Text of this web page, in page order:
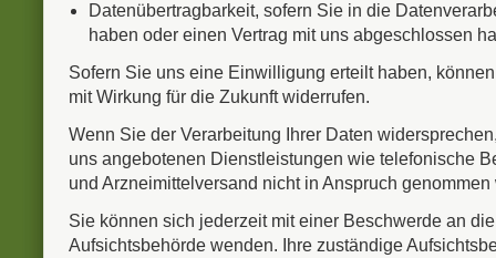
Datenübertragbarkeit, sofern Sie in die
haben oder einen Vertrag mit uns abgeschlossen
Sofern Sie uns eine Einwilligung erteilt haben,
mit Wirkung für die Zukunft widerrufen.
Wenn Sie der Verarbeitung Ihrer Daten
uns angebotenen Dienstleistungen wie telefonische
und Arzneimittelversand nicht in Anspruch genommen
Sie können sich jederzeit mit einer Beschwerde an
Aufsichtsbehörde wenden. Ihre zuständige